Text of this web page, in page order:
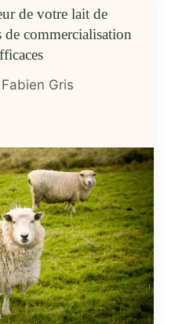
de votre lait de
de commercialisation
Fabien Gris